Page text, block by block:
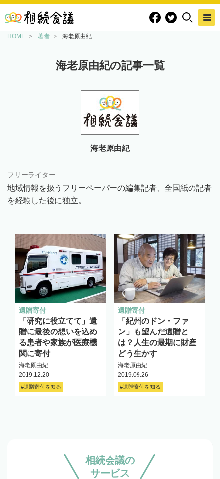
HOME 著者 海老原由紀
海老原由紀の記事一覧
海老原由紀
フリーライター
地域情報を扱うフリーペーパーの編集記者、全国紙の記者
を経験した後に独立。
遺贈寄付
「研究に役立てて」遺
贈に最後の想いを込め
る患者や家族が医療機
関に寄付
海老原由紀
2019.12.20
#遺贈寄付を知る
遺贈寄付
「紀州のドン・ファ
ン」も望んだ遺贈と
は？人生の最期に財産
どう生かす
海老原由紀
2019.09.26
#遺贈寄付を知る
相続会議の
サービス